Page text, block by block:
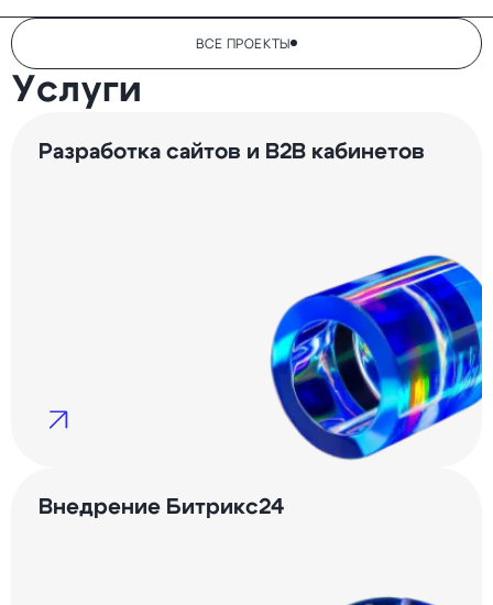
ВСЕ ПРОЕКТЫ
Услуги
Разработка сайтов и B2B кабинетов
Внедрение Битрикс24